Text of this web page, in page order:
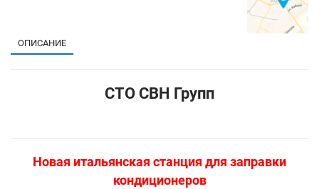
ОПИСАНИЕ
CTO СВН Групп
Новая итальянская станция для заправки
кондиционеров